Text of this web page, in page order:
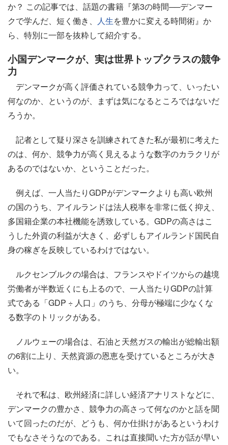
か？ この記事では、話題の書籍『第3の時間──デンマー
クで学んだ、短く働き、 人生を豊かに変える時間術』か
ら、特別に一部を抜粋して紹介する。
小国デンマークが、実は世界トップクラスの競争
力
デンマークが高く評価されている競争力って、いったい
何なのか、というのが、まずは気になるところではないだ
ろうか。
記者として疑り深さを訓練されてきた私が最初に考えた
のは、何か、競争力が高く見えるような数字のカラクリが
あるのではないか、ということだった。
例えば、一人当たりGDPがデンマークよりも高い欧州
の国のうち、アイルランドは法人税率を非常に低く抑え、
多国籍企業の本社機能を誘致している。GDPの高さはこ
うした外資の利益が大きく、必ずしもアイルランド国民自
身の稼ぎを反映しているわけではない。
ルクセンブルクの場合は、フランスやドイツからの越境
労働者が半数近くにも上るので、一人当たりGDPの計算
式である「GDP ÷ 人口」のうち、分母が極端に少なくな
る数字のトリックがある。
ノルウェーの場合は、石油と天然ガスの輸出が総輸出額
の6割に上り、天然資源の恩恵を受けているところが大き
い。
それで私は、欧州経済に詳しい経済アナリストなどに、
デンマークの豊かさ、競争力の高さって何なのかと話を聞
いて回ったのだが、どうも、何か仕掛けがあるというわけ
でもなさそうなのである。これは直接聞いた方が話が早い